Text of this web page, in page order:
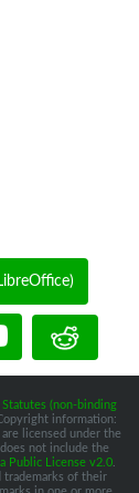
Statutes (non-binding
information:
licensed under the
does not include the
Public License v2.0
trademarks of their